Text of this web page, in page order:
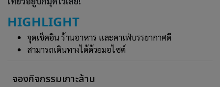
HIGHLIGHT
จุดเช็คอิน ร้านอาหาร และคาเฟ่บรรยากาศดี
สามารถเดินทางได้ด้วยมอไซต์
จองกิจกรรมเกาะล้าน